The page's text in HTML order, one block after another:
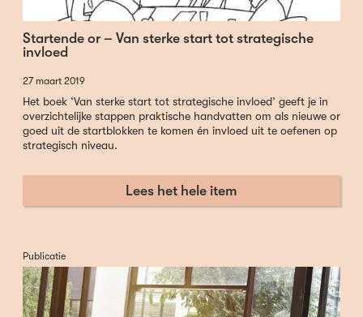
Startende or – Van sterke start tot strategische
invloed
27 maart 2019
Het boek ‘Van sterke start tot strategische invloed’ geeft je in
overzichtelijke stappen praktische handvatten om als nieuwe or
goed uit de startblokken te komen én invloed uit te oefenen op
strategisch niveau.
Lees het hele item
Publicatie